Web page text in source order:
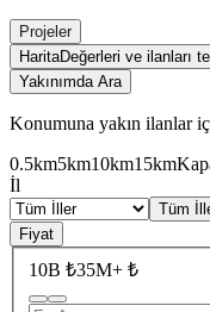
Projeler
HaritaDeğerleri ve ilanları
Yakınımda Ara
Konumuna yakın ilanlar
0.5km5km10km15km
İl
Tüm
Fiyat
10B ₺35M+ ₺